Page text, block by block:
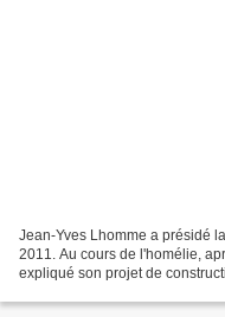
Jean-Yves Lhomme a présidé
2011. Au cours de l'homélie,
expliqué son projet de